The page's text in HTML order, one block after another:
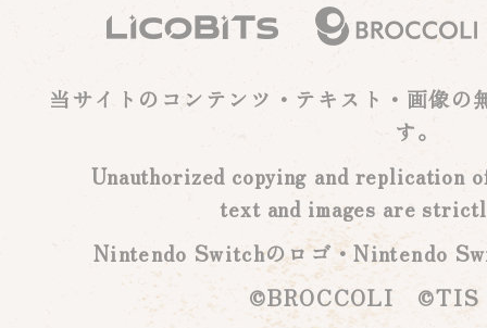
当サイトのコンテンツ・テキスト・画像の
す。
Unauthorized copying and replication
text and images are
Nintendo Switchのロゴ・Nintendo
©BROCCOLI ©TIS